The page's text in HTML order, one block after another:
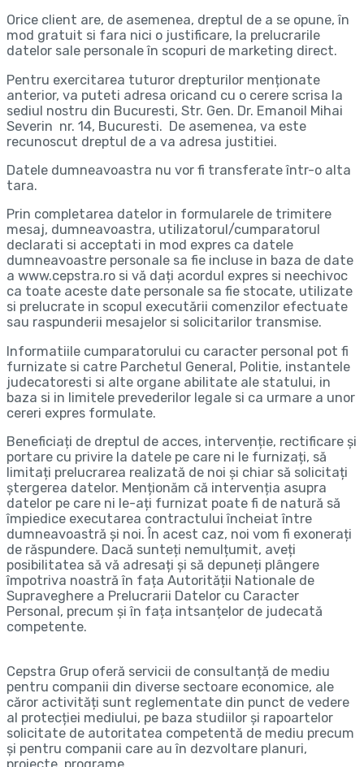
Orice client are, de asemenea, dreptul de a se opune, în
mod gratuit si fara nici o justificare, la prelucrarile
datelor sale personale în scopuri de marketing direct.
Pentru exercitarea tuturor drepturilor menționate
anterior, va puteti adresa oricand cu o cerere scrisa la
sediul nostru din Bucuresti, Str. Gen. Dr. Emanoil Mihai
Severin nr. 14, Bucuresti. De asemenea, va este
recunoscut dreptul de a va adresa justitiei.
Datele dumneavoastra nu vor fi transferate într-o alta
tara.
Prin completarea datelor in formularele de trimitere
mesaj, dumneavoastra, utilizatorul/cumparatorul
declarati si acceptati in mod expres ca datele
dumneavoastre personale sa fie incluse in baza de date
a www.cepstra.ro si vă dați acordul expres si neechivoc
ca toate aceste date personale sa fie stocate, utilizate
si prelucrate in scopul executării comenzilor efectuate
sau raspunderii mesajelor si solicitarilor transmise.
Informatiile cumparatorului cu caracter personal pot fi
furnizate si catre Parchetul General, Politie, instantele
judecatoresti si alte organe abilitate ale statului, in
baza si in limitele prevederilor legale si ca urmare a unor
cereri expres formulate.
Beneficiați de dreptul de acces, intervenție, rectificare și
portare cu privire la datele pe care ni le furnizați, să
limitați prelucrarea realizată de noi și chiar să solicitați
ștergerea datelor. Menționăm că intervenția asupra
datelor pe care ni le-ați furnizat poate fi de natură să
împiedice executarea contractului încheiat între
dumneavoastră și noi. În acest caz, noi vom fi exonerați
de răspundere. Dacă sunteți nemulțumit, aveți
posibilitatea să vă adresați și să depuneți plângere
împotriva noastră în fața Autorității Nationale de
Supraveghere a Prelucrarii Datelor cu Caracter
Personal, precum și în fața intsanțelor de judecată
competente.
Cepstra Grup oferă servicii de consultanță de mediu
pentru companii din diverse sectoare economice, ale
căror activități sunt reglementate din punct de vedere
al protecției mediului, pe baza studiilor și rapoartelor
solicitate de autoritatea competentă de mediu precum
și pentru companii care au în dezvoltare planuri,
proiecte, programe.